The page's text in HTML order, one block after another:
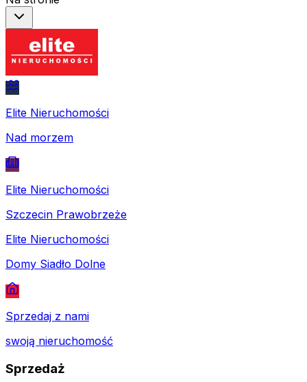
Elite Nieruchomości
Nad morzem
Elite Nieruchomości
Szczecin Prawobrzeże
Elite Nieruchomości
Domy Siadło Dolne
Sprzedaj z nami
swoją nieruchomość
Sprzedaż